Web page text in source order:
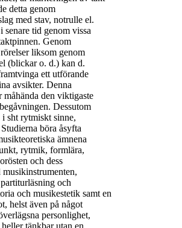
detta genom
med stav, notrulle el.
senare tid genom vissa
Genom
liksom genom
(blickar o. d.) kan d.
ett utförande
avsikter. Denna
måhända den viktigaste
Dessutom
sht rytmiskt sinne,
böra åsyfta
ämnena
rytmik, formlära,
och dess
och
och musikestetik samt en
helst även på något
personlighet,
tänkbar utan en